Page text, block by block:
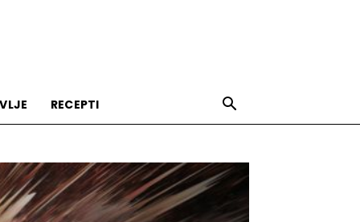
RECEPTI